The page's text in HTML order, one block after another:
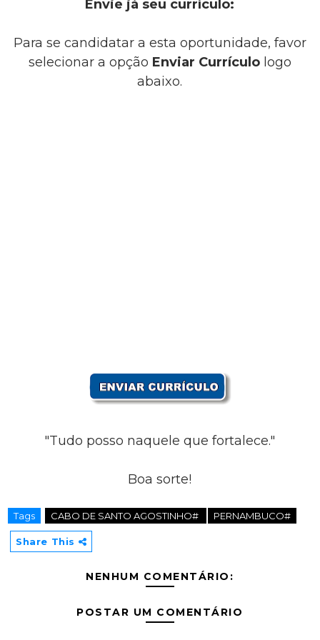
Envie já seu currículo:
Para se candidatar a esta oportunidade, favor
selecionar a opção Enviar Currículo logo
abaixo.
"Tudo posso naquele que fortalece."
Boa sorte!
Tags CABO DE SANTO AGOSTINHO# PERNAMBUCO#
Share This
NENHUM COMENTÁRIO:
POSTAR UM COMENTÁRIO